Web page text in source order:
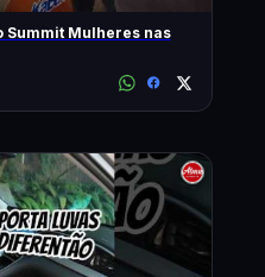
Summit Mulheres nas